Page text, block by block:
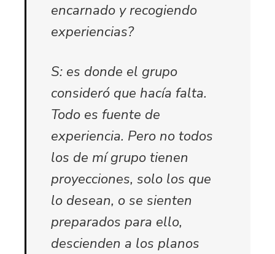
encarnado y recogiendo
experiencias?
S: es donde el grupo
consideró que hacía falta.
Todo es fuente de
experiencia. Pero no todos
los de mí grupo tienen
proyecciones, solo los que
lo desean, o se sienten
preparados para ello,
descienden a los planos